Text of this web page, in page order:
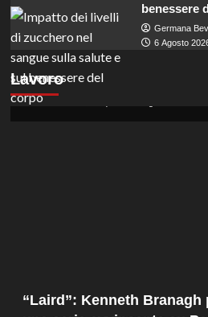
benessere
Germana
6 Agosto
Lavoro
Concorso per assistenti
Enna: opportunità per
Germana Bevilacqua
“Laird”: Kenneth